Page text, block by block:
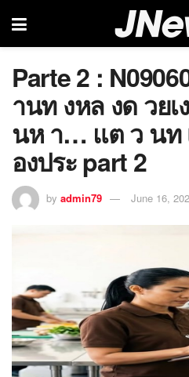
Parte 2 :
านท งหล งด วย
นห า… แต ว นท
องประ part 2
by admin79 June 16,